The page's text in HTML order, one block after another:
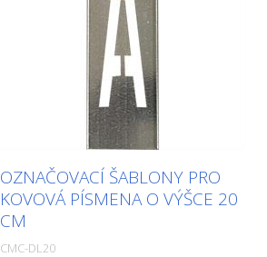
OZNAČOVACÍ ŠABLONY PRO
KOVOVÁ PÍSMENA O VÝŠCE 20
CM
CMC-DL20